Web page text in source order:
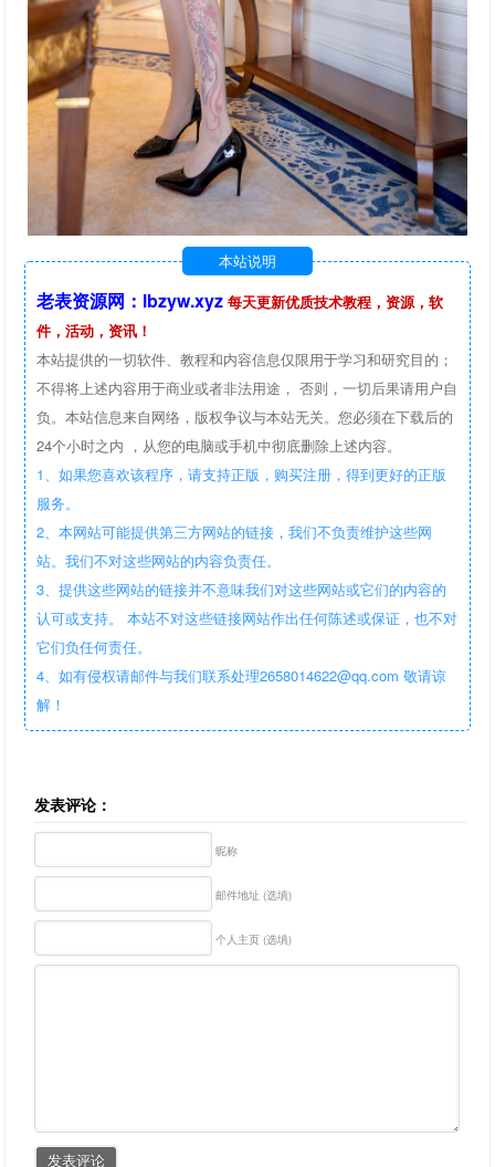
本站说明
老表资源网：lbzyw.xyz 每天更新优质技术教程，资源，软
件，活动，资讯！
本站提供的一切软件、教程和内容信息仅限用于学习和研究目的；
不得将上述内容用于商业或者非法用途， 否则，一切后果请用户自
负。本站信息来自网络，版权争议与本站无关。您必须在下载后的
24个小时之内 ，从您的电脑或手机中彻底删除上述内容。
1、如果您喜欢该程序，请支持正版，购买注册，得到更好的正版
服务。
2、本网站可能提供第三方网站的链接，我们不负责维护这些网
站。我们不对这些网站的内容负责任。
3、提供这些网站的链接并不意味我们对这些网站或它们的内容的
认可或支持。 本站不对这些链接网站作出任何陈述或保证，也不对
它们负任何责任。
4、如有侵权请邮件与我们联系处理2658014622@qq.com 敬请谅
解！
发表评论：
昵称
邮件地址 (选填)
个人主页 (选填)